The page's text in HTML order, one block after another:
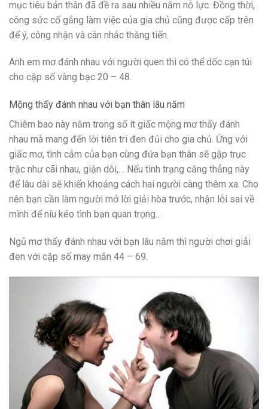
mục tiêu bản thân đã đề ra sau nhiều năm nỗ lực. Đồng thời,
công sức cố gắng làm việc của gia chủ cũng được cấp trên
để ý, công nhận và cân nhắc thăng tiến.
Anh em mơ đánh nhau với người quen thì có thể dốc cạn túi
cho cặp số vàng bạc 20 – 48.
Mộng thấy đánh nhau với bạn thân lâu năm
Chiêm bao này nằm trong số ít giấc mộng mơ thấy đánh
nhau mà mang đến lời tiên tri đen đủi cho gia chủ. Ứng với
giấc mơ, tình cảm của bạn cùng đứa bạn thân sẽ gặp trục
trặc như cãi nhau, giận dỗi,… Nếu tình trạng căng thẳng này
để lâu dài sẽ khiến khoảng cách hai người càng thêm xa. Cho
nên bạn cần làm người mở lời giải hòa trước, nhận lỗi sai về
mình để níu kéo tình bạn quan trọng..
Ngủ mơ thấy đánh nhau với bạn lâu năm thì người chơi giải
đen với cặp số may mắn 44 – 69.